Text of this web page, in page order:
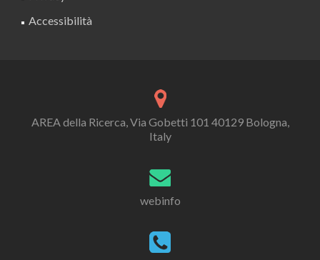
Accessibilità
AREA della Ricerca, Via Gobetti 101 40129 Bologna,
Italy
webinfo